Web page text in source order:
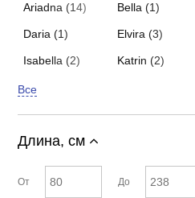
Ariadna (14) Bella (1)
Daria (1) Elvira (3)
Isabella (2) Katrin (2)
Все
Длина, см
От До